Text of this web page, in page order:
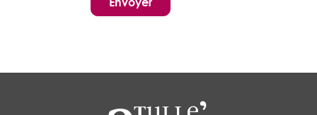
suppression, d’opposition, limitation et